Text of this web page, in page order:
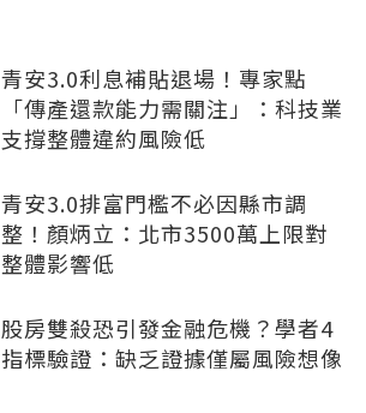
青安3.0利息補貼退場！專家點
「傳產還款能力需關注」：科技業
支撐整體違約風險低
青安3.0排富門檻不必因縣市調
整！顏炳立：北市3500萬上限對
整體影響低
股房雙殺恐引發金融危機？學者4
指標驗證：缺乏證據僅屬風險想像